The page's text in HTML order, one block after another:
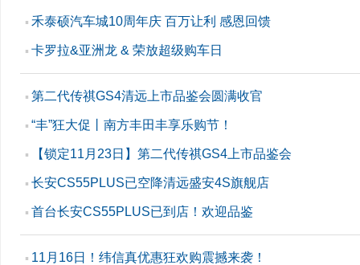
▪ 禾泰硕汽车城10周年庆 百万让利 感恩回馈
▪ 卡罗拉&亚洲龙 & 荣放超级购车日
▪ 第二代传祺GS4清远上市品鉴会圆满收官
▪ “丰”狂大促丨南方丰田丰享乐购节！
▪ 【锁定11月23日】第二代传祺GS4上市品鉴会
▪ 长安CS55PLUS已空降清远盛安4S旗舰店
▪ 首台长安CS55PLUS已到店！欢迎品鉴
▪ 11月16日！纬信真优惠狂欢购震撼来袭！